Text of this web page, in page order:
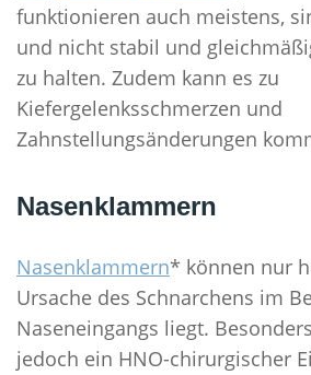
funktionieren auch meistens,
und nicht stabil und
zu halten. Zudem kann es zu
Kiefergelenksschmerzen und
Zahnstellungsänderungen
Nasenklammern
Nasenklammern* können nur
Ursache des Schnarchens im
Naseneingangs liegt.
jedoch ein HNO-chirurgischer